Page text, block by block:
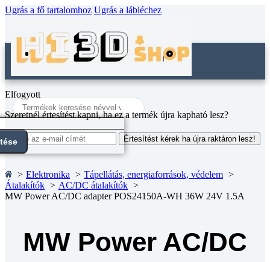
Ugrás a fő tartalomhoz Ugrás a lábléchez
Search
...
Elfogyott
Szeretnél értesítést kapni, ha ez a termék újra kapható lesz?
Értesítést kérek ha újra raktáron lesz!
Elektronika
Tápellátás, energiaforrások, védelem
Átalakítók
AC/DC átalakítók
MW Power AC/DC adapter POS24150A-WH 36W 24V 1.5A
MW Power AC/DC